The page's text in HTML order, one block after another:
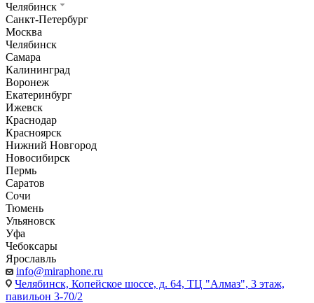
Челябинск
Санкт-Петербург
Москва
Челябинск
Самара
Калининград
Воронеж
Екатеринбург
Ижевск
Краснодар
Красноярск
Нижний Новгород
Новосибирск
Пермь
Саратов
Сочи
Тюмень
Ульяновск
Уфа
Чебоксары
Ярославль
info@miraphone.ru
Челябинск, Копейское шоссе, д. 64, ТЦ "Алмаз", 3 этаж,
павильон 3-70/2